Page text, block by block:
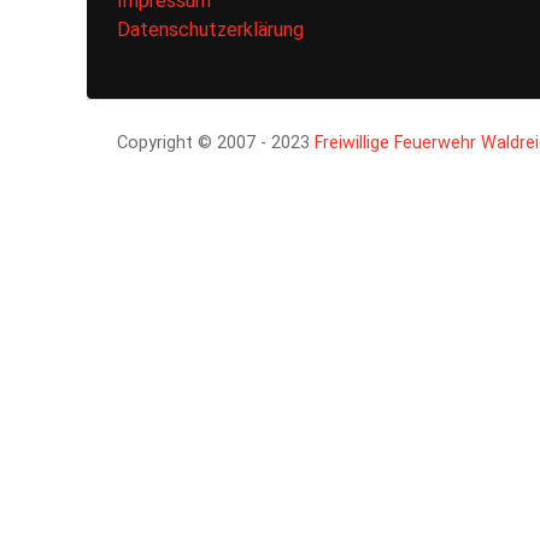
Datenschutzerklärung
Copyright © 2007 - 2023 Freiwillige Feuerwehr